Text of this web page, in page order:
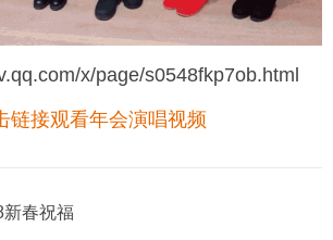
x/page/s0548fkp7ob.html
链接观看年会演唱视频
新春祝福